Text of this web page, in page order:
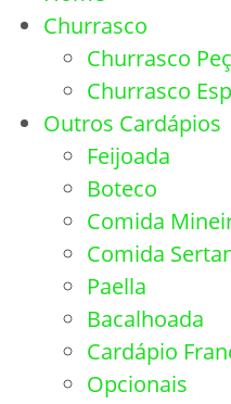
Churrasco
Churrasco
Churrasco
Outros Cardápios
Feijoada
Boteco
Comida
Comida
Paella
Bacalhoada
Cardápio
Opcionais